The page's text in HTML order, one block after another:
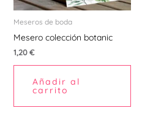
Meseros de boda
Mesero colección botanic
1,20€
Añadir al
carrito